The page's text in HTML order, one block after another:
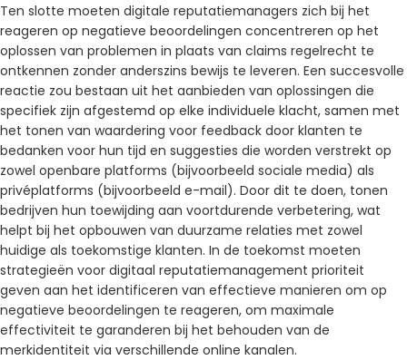
Ten slotte moeten digitale reputatiemanagers zich bij het
reageren op negatieve beoordelingen concentreren op het
oplossen van problemen in plaats van claims regelrecht te
ontkennen zonder anderszins bewijs te leveren. Een succesvolle
reactie zou bestaan ​​uit het aanbieden van oplossingen die
specifiek zijn afgestemd op elke individuele klacht, samen met
het tonen van waardering voor feedback door klanten te
bedanken voor hun tijd en suggesties die worden verstrekt op
zowel openbare platforms (bijvoorbeeld sociale media) als
privéplatforms (bijvoorbeeld e-mail). Door dit te doen, tonen
bedrijven hun toewijding aan voortdurende verbetering, wat
helpt bij het opbouwen van duurzame relaties met zowel
huidige als toekomstige klanten. In de toekomst moeten
strategieën voor digitaal reputatiemanagement prioriteit
geven aan het identificeren van effectieve manieren om op
negatieve beoordelingen te reageren, om maximale
effectiviteit te garanderen bij het behouden van de
merkidentiteit via verschillende online kanalen.